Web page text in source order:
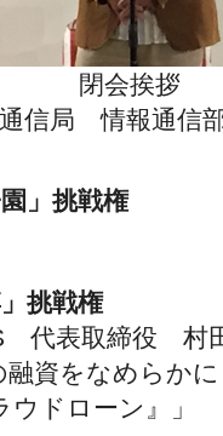
閉会挨拶
通信局 情報通信
」挑戦権
挑戦権
代表取締役 村
資をなめらか
ドローン』」